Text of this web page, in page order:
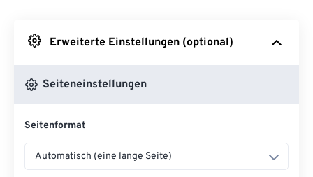
Erweiterte Einstellungen (optional)
Seiteneinstellungen
Seitenformat
Automatisch (eine lange Seite)